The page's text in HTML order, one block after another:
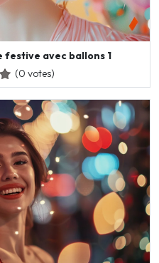
festive avec ballons 1
(0 votes)